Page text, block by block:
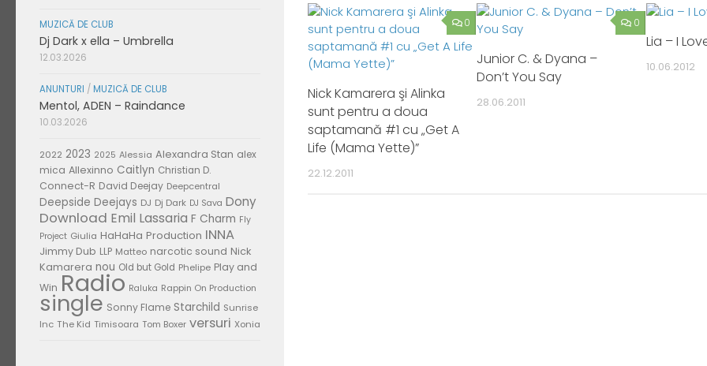
0
Nick Kamarera şi Alinka
sunt pentru a doua
saptamană #1 cu „Get A
Life (Mama Yette)”
22.12.2011
0
Junior C. & Dyana –
Don’t You Say
28.06.2011
Lia – I
10.06.2012
MUZICĂ DE CLUB
Dj Dark x ella – Umbrella
12.03.2026
ANUNTURI / MUZICĂ DE CLUB
Mentol, ADEN – Raindance
10.03.2026
2022 2023 2025 Alessia Alexandra Stan alex
mica Allexinno Caitlyn Christian D.
Connect-R David Deejay Deepcentral
Deepside Deejays DJ Dj Dark DJ Sava Dony
Download Emil Lassaria F Charm Fly
Project Giulia HaHaHa Production INNA
Jimmy Dub LLP Matteo narcotic sound Nick
Kamarera nou Old but Gold Phelipe Play and
Win Radio Raluka Rappin On Production
single Sonny Flame Starchild Sunrise
Inc The Kid Timisoara Tom Boxer versuri Xonia